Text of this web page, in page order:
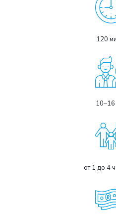
120
10–16
от 1 до 4